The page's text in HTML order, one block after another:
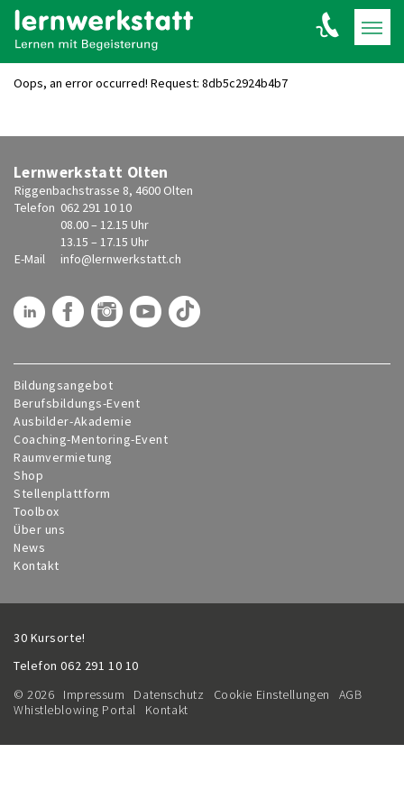
Oops, an error occurred! Request: 8db5c2924b4b7
Lernwerkstatt Olten
Riggenbachstrasse 8, 4600 Olten
Telefon 062 291 10 10
08.00 – 12.15 Uhr
13.15 – 17.15 Uhr
E-Mail
info@lernwerkstatt.ch
Bildungsangebot
Berufsbildungs-Event
Ausbilder-Akademie
Coaching-Mentoring-Event
Raumvermietung
Shop
Stellenplattform
Toolbox
Über uns
News
Kontakt
30 Kursorte!
Telefon062 291 10 10
© 2026
Impressum Datenschutz Cookie Einstellungen
AGB
Whistleblowing Portal
Kontakt